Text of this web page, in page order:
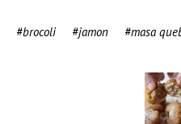
brocoli jamon masa